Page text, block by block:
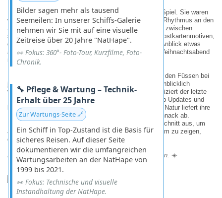
Bilder sagen mehr als tausend
Seemeilen: In unserer Schiffs-Galerie
nehmen wir Sie mit auf eine visuelle
Zeitreise über 20 Jahre "NatHape".
👀 Fokus: 360°- Foto-Tour, Kurzfilme, Foto-
Chronik.
🔧 Pflege & Wartung – Technik-
Erhalt über 25 Jahre
Zur Wartungs-Seite 🔗
Ein Schiff in Top-Zustand ist die Basis für
sicheres Reisen. Auf dieser Seite
dokumentieren wir die umfangreichen
Wartungsarbeiten an der NatHape von
1999 bis 2021.
👀 Fokus: Technische und visuelle
Instandhaltung der NatHape.
Die Wellen spielten dabei ihr ganz eigenes, perfektes Spiel. Sie waren
weder zu wild noch zu zahm, sondern rollten in einem Rhythmus an den
Strand, der genau richtig war für ein erfrischendes Bad zwischen
schattenspendenden Palmen und diesen unzähligen Postkartenmotiven,
die uns hier an jeder Ecke begegnen. Wer an diesem Anblick etwas
auszusetzen hat, der findet wahrscheinlich auch am Weihnachtsabend
noch ein Haar in der Suppe.
Der Sand ist so fein wie Puderzucker und schmeichelt den Füssen bei
jedem Schritt, während das glasklare Meer einen augenblicklich
vergessen lässt, wie teuer das Internet oder wie kompliziert der letzte
Behördengang war. Hier draussen braucht es keine App-Updates und
keine komplizierte Technik, um glücklich zu sein – die Natur liefert ihre
Perfektion völlig kostenlos und ohne jeden Schnickschnack ab.
Manchmal reicht eben ein einziger perfekter Strandabschnitt aus, um
alle Anstrengungen der Reise zu rechtfertigen und einem zu zeigen,
dass man genau am richtigen Ort angekommen ist.
Manchmal reicht ein Strand, um alles richtig zu machen. ☀️